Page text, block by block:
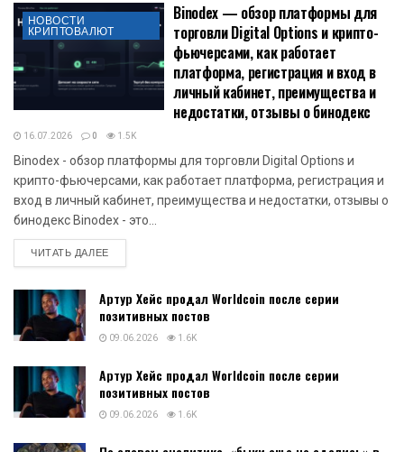
НОВОСТИ
КРИПТОВАЛЮТ
Binodex — обзор платформы для
торговли Digital Options и крипто-
фьючерсами, как работает
платформа, регистрация и вход в
личный кабинет, преимущества и
недостатки, отзывы о бинодекс
16.07.2026 0 1.5K
Binodex - обзор платформы для торговли Digital Options и
крипто-фьючерсами, как работает платформа, регистрация и
вход в личный кабинет, преимущества и недостатки, отзывы о
бинодекс Binodex - это...
ЧИТАТЬ ДАЛЕЕDETAILS
Артур Хейс продал Worldcoin после серии
позитивных постов
09.06.2026 1.6K
Артур Хейс продал Worldcoin после серии
позитивных постов
09.06.2026 1.6K